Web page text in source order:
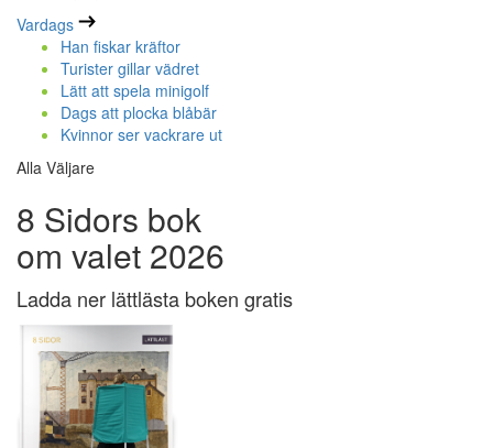
Vardags
Han fiskar kräftor
Turister gillar vädret
Lätt att spela minigolf
Dags att plocka blåbär
Kvinnor ser vackrare ut
Alla Väljare
8 Sidors bok
om valet 2026
Ladda ner lättlästa boken gratis